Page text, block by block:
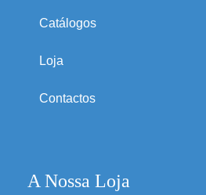
Catálogos
Loja
Contactos
A Nossa Loja